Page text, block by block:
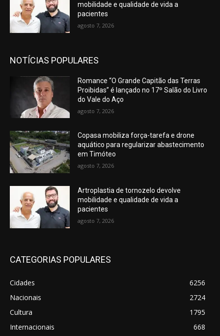
mobilidade e qualidade de vida a
pacientes
agosto 7, 2026
NOTÍCIAS POPULARES
Romance “O Grande Capitão das Terras
Proibidas” é lançado no 17º Salão do Livro
do Vale do Aço
agosto 7, 2026
Copasa mobiliza força-tarefa e drone
aquático para regularizar abastecimento
em Timóteo
agosto 7, 2026
Artroplastia de tornozelo devolve
mobilidade e qualidade de vida a
pacientes
agosto 7, 2026
CATEGORIAS POPULARES
Cidades
6256
Nacionais
2724
Cultura
1795
Internacionais
668